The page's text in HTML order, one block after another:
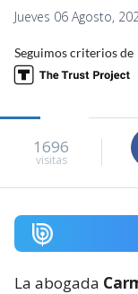
Jueves 06 Agosto,
Seguimos criterios de
1696
visitas
La abogada